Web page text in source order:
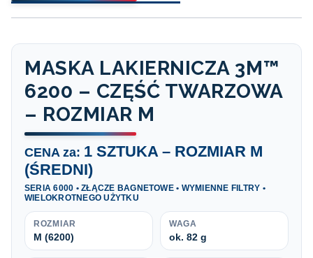
MASKA LAKIERNICZA 3M™
6200 – CZĘŚĆ TWARZOWA
– ROZMIAR M
CENA za: 1 SZTUKA – ROZMIAR M
(ŚREDNI)
SERIA 6000 • ZŁĄCZE BAGNETOWE • WYMIENNE FILTRY •
WIELOKROTNEGO UŻYTKU
ROZMIAR
M (6200)
WAGA
ok. 82 g